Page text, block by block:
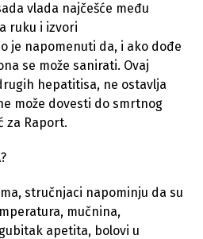
vlada najčešće među
ruku i izvori
je napomenuti da, i ako dođe
se može sanirati. Ovaj
hepatitisa, ne ostavlja
može dovesti do smrtnog
za Raport.
stručnjaci napominju da su
mučnina,
apetita, bolovi u